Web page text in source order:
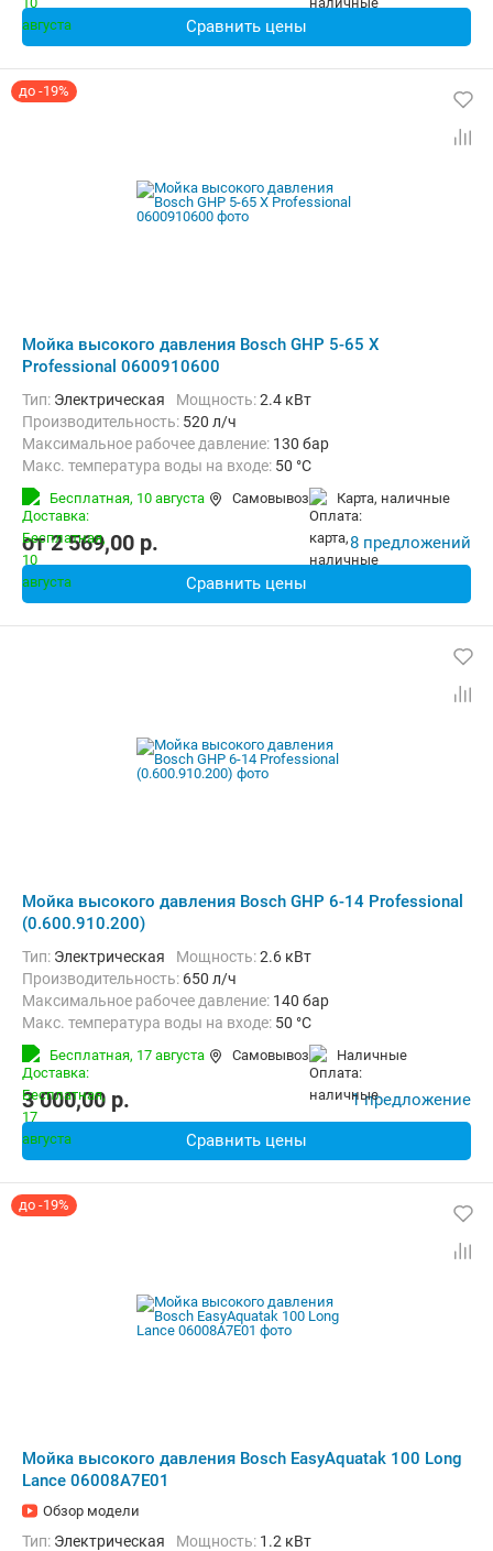
Сравнить цены
до -19%
Мойка высокого давления Bosch GHP 5-65 X
Professional 0600910600
Тип: Электрическая Мощность:2.4 кВт
Производительность: 520 л/ч
Максимальное рабочее давление: 130 бар
Макс. температура воды на входе: 50 °C
Длина шланга высокого давления :
10 м
Бесплатная, 10 августа Самовывоз карта, наличные
от2 569,00 p. 8 предложений
Сравнить цены
Мойка высокого давления Bosch GHP 6-14 Professional
(0.600.910.200)
Тип: Электрическая Мощность:2.6 кВт
Производительность: 650 л/ч
Максимальное рабочее давление: 140 бар
Макс. температура воды на входе: 50 °C
Длина шланга высокого давления :
10 м
Бесплатная, 17 августа Самовывоз наличные
3 000,00 p. 1 предложение
Сравнить цены
до -19%
Мойка высокого давления Bosch EasyAquatak 100 Long
Lance 06008A7E01
Обзор модели
Тип: Электрическая Мощность: 1.2 кВт